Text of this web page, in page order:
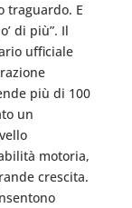
traguardo. E
di più”. Il
ufficiale
più di 100
un
motoria,
crescita.